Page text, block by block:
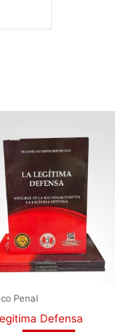
Penal
Defensa